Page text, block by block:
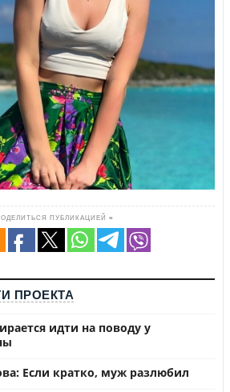
ПУБЛИКАЦИЕЙ ≡
ПРОЕКТА
идти на поводу у
Если кратко, муж разлюбил